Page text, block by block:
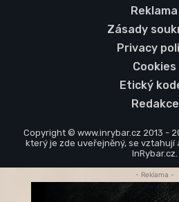
Reklama
Zásady
Privacy
Cookies
Etický
Redakce
Copyright © www.inrybar.cz 2013 -
který je zde uveřejněný, se vztahují
InRybar.cz.
- Reklama -